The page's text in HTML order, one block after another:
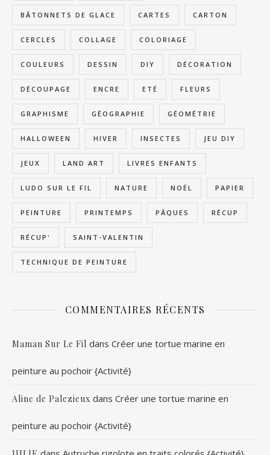
BÂTONNETS DE GLACE CARTES CARTON
CERCLES COLLAGE COLORIAGE
COULEURS DESSIN DIY DÉCORATION
DÉCOUPAGE ENCRE ETÉ FLEURS
GRAPHISME GÉOGRAPHIE GÉOMÉTRIE
HALLOWEEN HIVER INSECTES JEU DIY
JEUX LAND ART LIVRES ENFANTS
LUDO SUR LE FIL NATURE NOËL PAPIER
PEINTURE PRINTEMPS PÂQUES RÉCUP
RÉCUP' SAINT-VALENTIN
TECHNIQUE DE PEINTURE
COMMENTAIRES RÉCENTS
Maman Sur Le Fil dans Créer une tortue marine en
peinture au pochoir {Activité}
Aline de Palezieux dans Créer une tortue marine en
peinture au pochoir {Activité}